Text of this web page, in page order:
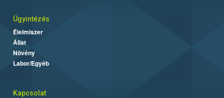
Ügyintézés
Élelmiszer
Állat
Növény
Labor/Egyéb
Kapcsolat